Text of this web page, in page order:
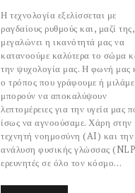
Η τεχνολογία εξελίσσεται με
ραγδαίους ρυθμούς και, μαζί της,
μεγαλώνει η ικανότητά μας να
κατανοούμε καλύτερα το σώμα
την ψυχολογία μας. Η φωνή μας
ο τρόπος που γράφουμε ή μιλάμε
μπορούν να αποκαλύψουν
λεπτομέρειες για την υγεία μας
ίσως να αγνοούσαμε. Χάρη στην
τεχνητή νοημοσύνη (AI) και την
ανάλυση φυσικής γλώσσας
ερευνητές σε όλο τον κόσμο…